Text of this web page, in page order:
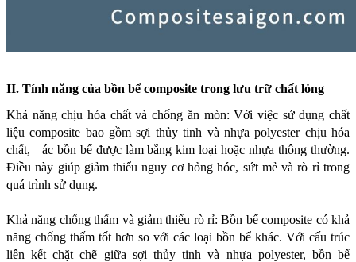
II. Tính năng của bồn bể composite trong lưu trữ chất lỏng
Khả năng chịu hóa chất và chống ăn mòn: Với việc sử dụng chất
liệu composite bao gồm sợi thủy tinh và nhựa polyester chịu hóa
chất,   ác bồn bể được làm bằng kim loại hoặc nhựa thông thường.
Điều này giúp giảm thiểu nguy cơ hỏng hóc, sứt mẻ và rò rỉ trong
quá trình sử dụng.
Khả năng chống thấm và giảm thiểu rò rỉ: Bồn bể composite có khả
năng chống thấm tốt hơn so với các loại bồn bể khác. Với cấu trúc
liên kết chặt chẽ giữa sợi thủy tinh và nhựa polyester, bồn bể